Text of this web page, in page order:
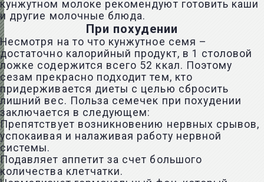
кунжутном молоке рекомендуют готовить каши
и другие молочные блюда.
При похудении
Несмотря на то что кунжутное семя –
достаточно калорийный продукт, в 1 столовой
ложке содержится всего 52 ккал. Поэтому
сезам прекрасно подходит тем, кто
придерживается диеты с целью сбросить
лишний вес. Польза семечек при похудении
заключается в следующем:
Препятствует возникновению нервных срывов,
успокаивая и налаживая работу нервной
системы.
Подавляет аппетит за счет большого
количества клетчатки.